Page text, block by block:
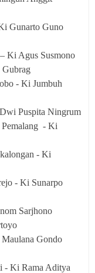
Gunarto Guno
Ki Agus Susmono
Gubrag
- Ki Jumbuh
Puspita Ningrum
Pemalang - Ki
- Ki
- Ki Sunarpo
Sarjhono
Gondo
- Ki Rama Aditya